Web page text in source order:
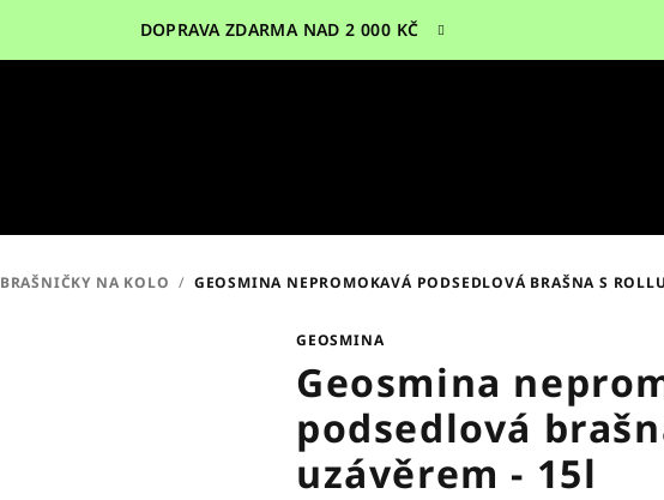
DOPRAVA ZDARMA NAD 2 000 KČ
BRAŠNIČKY NA KOLO / GEOSMINA NEPROMOKAVÁ PODSEDLOVÁ BRAŠNA S
GEOSMINA
Geosmina
podsedlová
uzávěrem - 15l